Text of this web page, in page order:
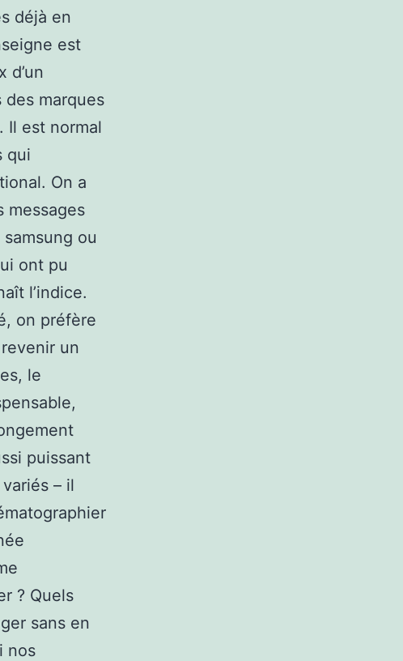
déjà en
est
d’un
des marques
Il est normal
qui
On a
messages
ou
ont pu
l’indice.
on préfère
un
le
puissant
– il
? Quels
sans en
nos